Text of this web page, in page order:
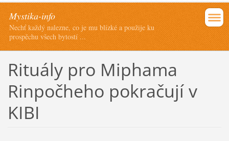
Mystika-info
Nechť každý nalezne, co je mu blízké a použije ku
prospěchu všech bytostí ...
Rituály pro Miphama
Rinpočheho pokračují v
KIBI